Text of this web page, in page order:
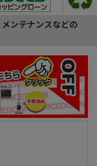
ンテナンスなどの